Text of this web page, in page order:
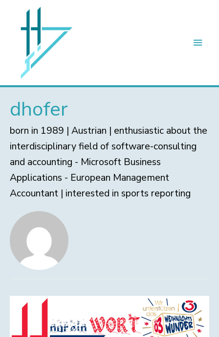
dhofer
born in 1989 | Austrian | enthusiastic about the
interdisciplinary field of software-consulting
and accounting - Microsoft Business
Applications - European Management
Accountant | interested in sports reporting